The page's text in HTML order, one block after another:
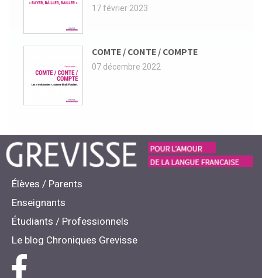
17 février 2023
COMTE / CONTE / COMPTE
07 décembre 2022
Élèves / Parents
Enseignants
Étudiants / Professionnels
Le blog Chroniques Grevisse